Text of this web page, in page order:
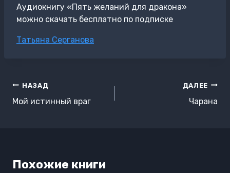
Аудиокнигу «Пять желаний для дракона»
можно скачать бесплатно по подписке
Метки
Татьяна Серганова
Навигация
по
НАЗАД
Мой истинный враг
ДАЛЕЕ
Чарана
Похожие книги